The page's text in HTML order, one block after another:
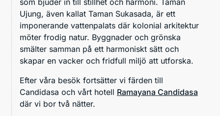
Ujung, även kallat Taman Sukasada, är ett
imponerande vattenpalats där kolonial arkitektur
möter frodig natur. Byggnader och grönska
smälter samman på ett harmoniskt sätt och
skapar en vacker och fridfull miljö att utforska.
Efter våra besök fortsätter vi färden till
Candidasa och vårt hotell Ramayana Candidasa
där vi bor två nätter.